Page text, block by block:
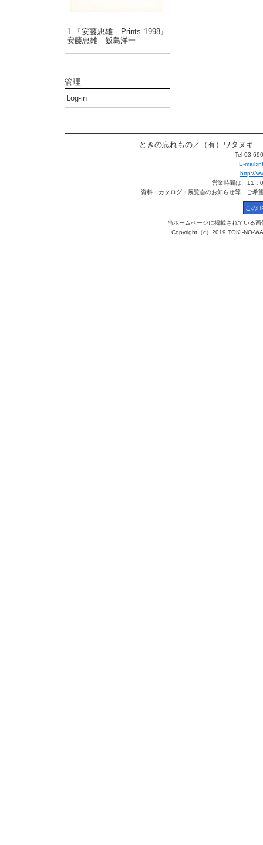
1 『安藤忠雄 Prints 1998』
安藤忠雄 飯島洋一
管理
Log-in
ときの忘れもの／（有）ワタヌキ
Tel 03-
E-
http://
営業時間は、11：
資料・カタログ・展覧会のお知らせ等、ご希
当ホームページに掲載されている
Copyright（c）2019 TOKI-NO-